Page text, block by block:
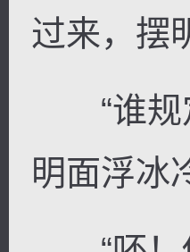
过来，摆
“谁规
明面浮冰